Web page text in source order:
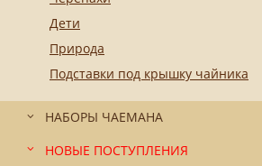
Дети
Природа
Подставки под крышку чайника
НАБОРЫ ЧАЕМАНА
НОВЫЕ ПОСТУПЛЕНИЯ